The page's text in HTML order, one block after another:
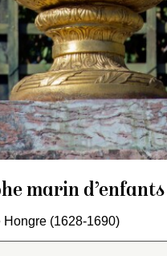
marin d’enfants
Hongre (1628-1690)